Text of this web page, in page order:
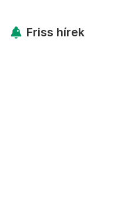
Friss hírek